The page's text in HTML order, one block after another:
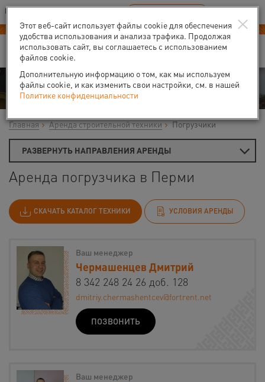
Ваш город:Пермь
В Вашем регионе нет наших офисов RU EN
Аренда
Главная Аренда строительной техники Погрузчики
РАЗВЕРНУТЬ НАПРАВЛЕНИЯ АРЕНДЫ
Аренда погрузчика в Перми
СКАЧАТЬ КАТАЛОГ ТЕХНИКИ УСЛОВИЯ АРЕНДЫ
Ваш менеджер
Чермашенцев Дмитрий
8 342 248 24 26 доб. 128
dmitriy.chermashentcev@fortrent.net
ПОЗВОНИТЬ
Ваш менеджер
×
Этот веб-сайт использует файлы cookie для обеспечения
удобства использования и анализа трафика. Продолжая
использовать сайт, вы соглашаетесь с использованием
файлов cookie.
Дополнительную информацию о том, как мы используем
файлы cookie, и как изменить свои настройки, см. в нашей
Политике конфиденциальности